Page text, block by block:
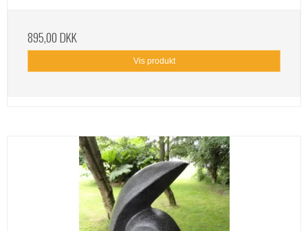
895,00 DKK
Vis produkt